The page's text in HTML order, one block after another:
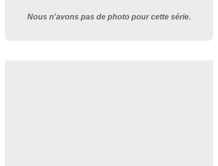
Nous n'avons pas de photo pour cette série.